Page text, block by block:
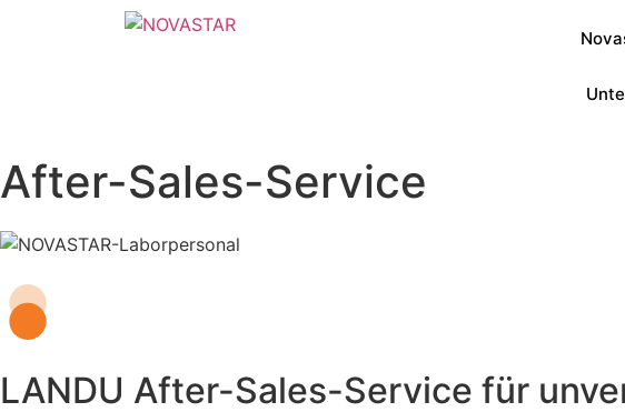
After-Sales-Service
LANDU After-Sales-Service für